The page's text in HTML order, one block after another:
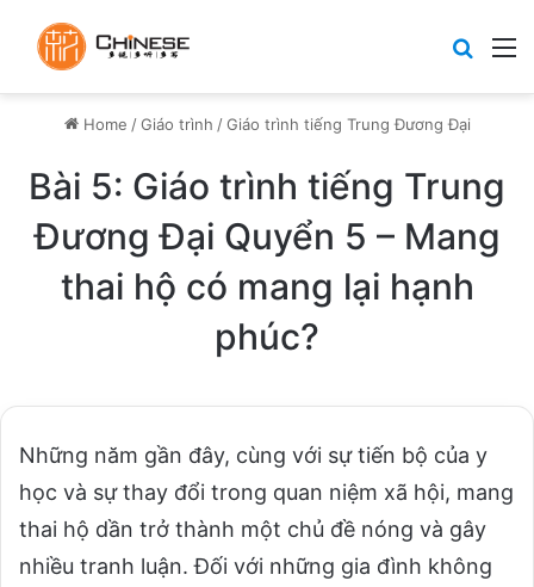
Home / Giáo trình / Giáo trình tiếng Trung Đương Đại
Bài 5: Giáo trình tiếng Trung
Đương Đại Quyển 5 – Mang
thai hộ có mang lại hạnh
phúc?
Những năm gần đây, cùng với sự tiến bộ của y
học và sự thay đổi trong quan niệm xã hội, mang
thai hộ dần trở thành một chủ đề nóng và gây
nhiều tranh luận. Đối với những gia đình không